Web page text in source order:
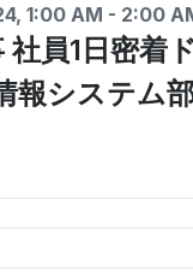
1:00 AM - 2:00
社員1日密着
報システム